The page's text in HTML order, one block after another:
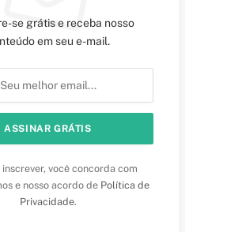
se grátis e receba nosso
em seu e-mail.
inscrever, você concorda com
e nosso acordo de Política de
Privacidade.